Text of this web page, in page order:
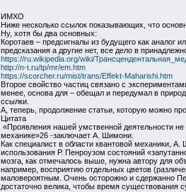
ИМХО
Ниже несколько ссылок показывающих, что
Ну, хотя бы два основных:
Коротаев – предсигналы из будущего как аналог
предсказания а другие нет, все дело в
https://ru.wikipedia.org/wiki/
http://n-t.ru/tp/mr/em.htm
https://scorcher.ru/mist/trans/Effekt-Maharishi.htm
Второе свойство частиц связано с
менее, основа для – обещал и передумал в
ссылки.
А, теперь, продолжение статьи, которую можно
Цитата
«Проявления нашей умственной деятельности
механике»26 -заключает А. Шимони.
Как специалист в области квантовой механики,
использования Р. Пенроузом состояний
мозга, как отмечалось выше, нужна автору для
например, восприятию отдельных цветов
маловероятным. Очень осторожно и сдержанно
достаточно велика, чтобы время существования